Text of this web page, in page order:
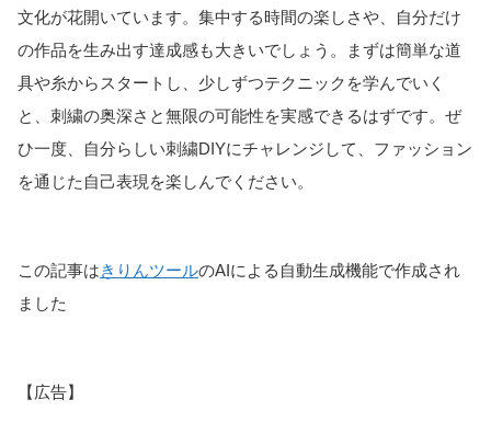
文化が花開いています。集中する時間の楽しさや、自分だけ
の作品を生み出す達成感も大きいでしょう。まずは簡単な道
具や糸からスタートし、少しずつテクニックを学んでいく
と、刺繍の奥深さと無限の可能性を実感できるはずです。ぜ
ひ一度、自分らしい刺繍DIYにチャレンジして、ファッション
を通じた自己表現を楽しんでください。
この記事はきりんツールのAIによる自動生成機能で作成され
ました
【広告】